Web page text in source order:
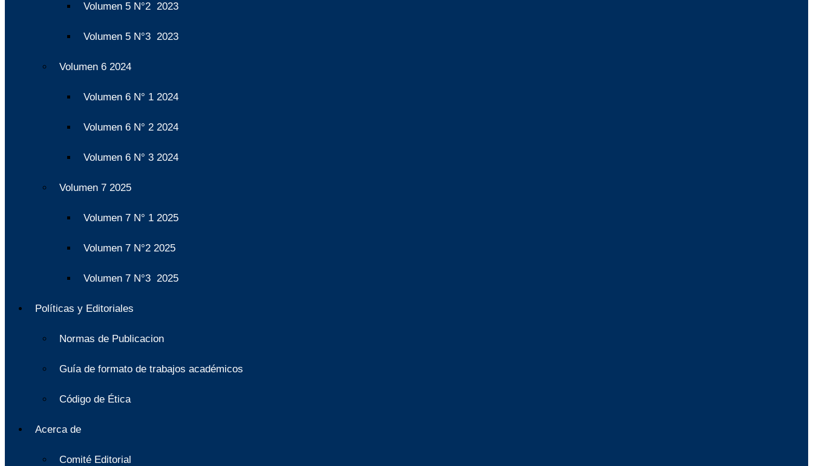
Volumen 5 N°2 2023
Volumen 5 N°3 2023
Volumen 6 2024
Volumen 6 N° 1 2024
Volumen 6 N° 2 2024
Volumen 6 N° 3 2024
Volumen 7 2025
Volumen 7 N° 1 2025
Volumen 7 N°2 2025
Volumen 7 N°3 2025
Políticas y Editoriales
Normas de Publicacion
Guía de formato de trabajos académicos
Código de Ética
Acerca de
Comité Editorial